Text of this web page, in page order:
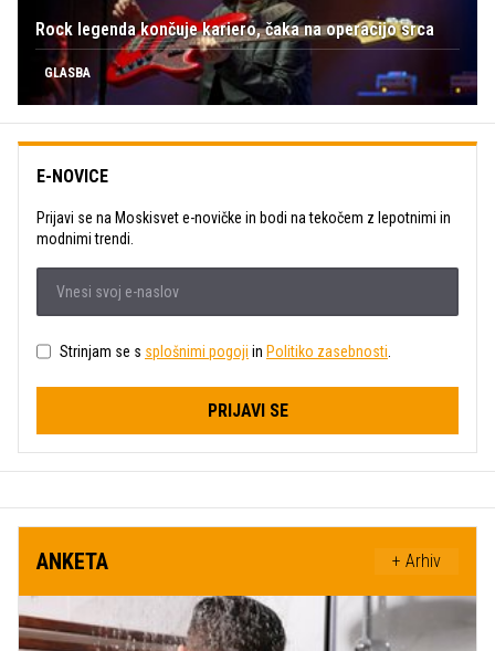
Rock legenda končuje kariero, čaka na operacijo srca
GLASBA
E-NOVICE
Prijavi se na Moskisvet e-novičke in bodi na tekočem z lepotnimi in
modnimi trendi.
Strinjam se s splošnimi pogoji in Politiko zasebnosti
PRIJAVI SE
ANKETA + Arhiv